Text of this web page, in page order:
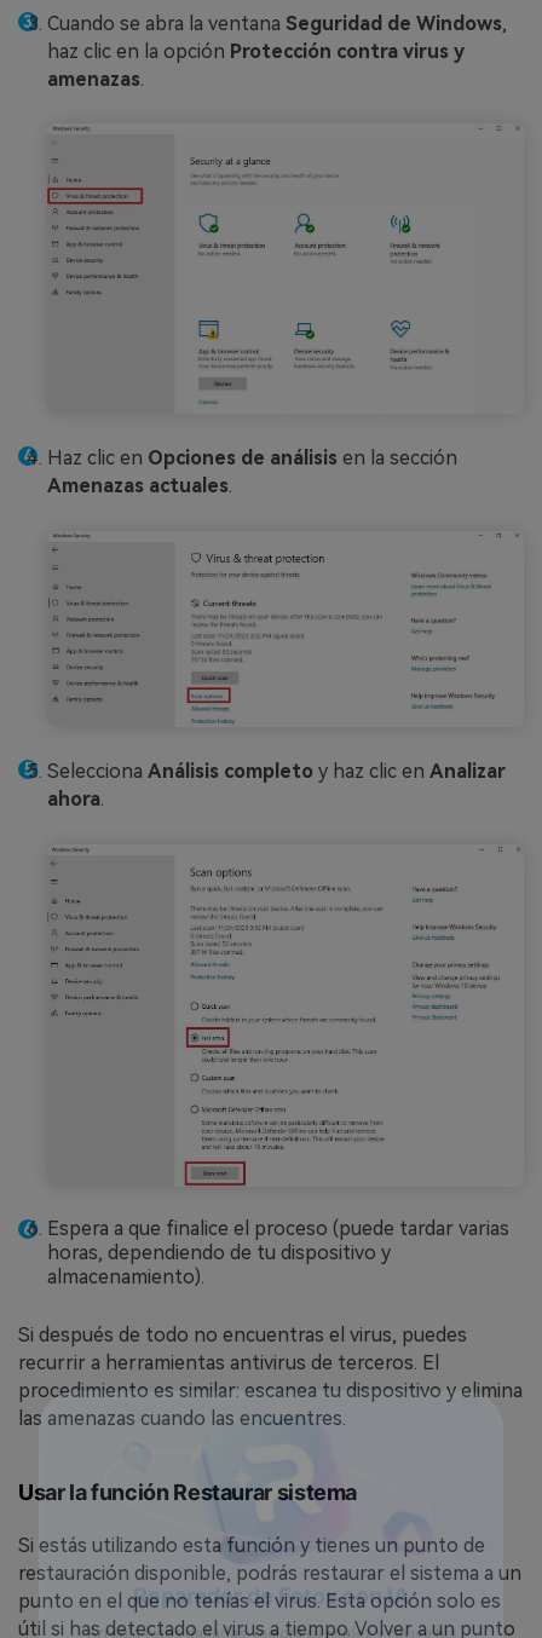
Cuando se abra la ventana Seguridad de Windows,
haz clic en la opción Protección contra virus y
amenazas.
Haz clic en Opciones de análisis en la sección
Amenazas actuales.
Selecciona Análisis completo y haz clic en Analizar
ahora.
Espera a que finalice el proceso (puede tardar varias
horas, dependiendo de tu dispositivo y
almacenamiento).
Si después de todo no encuentras el virus, puedes
recurrir a herramientas antivirus de terceros. El
procedimiento es similar: escanea tu dispositivo y elimina
las amenazas cuando las encuentres.
Usar la función Restaurar sistema
Si estás utilizando esta función y tienes un punto de
restauración disponible, podrás restaurar el sistema a un
punto en el que no tenías el virus. Esta opción solo es
útil si has detectado el virus a tiempo. Volver a un punto